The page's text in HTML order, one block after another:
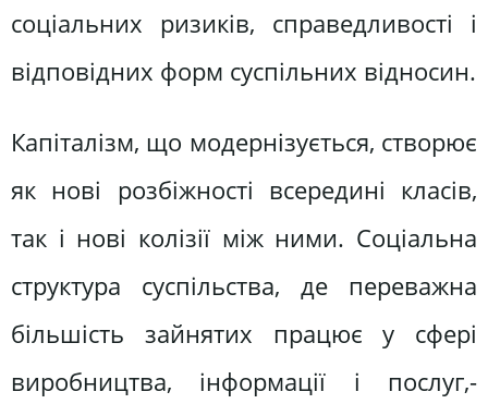
соціальних ризиків, справедливості і
відповідних форм суспільних відносин.
Капіталізм, що модернізується, створює
як нові розбіжності всередині класів,
так і нові колізії між ними. Соціальна
структура суспільства, де переважна
більшість зайнятих працює у сфері
виробництва, інформації і послуг,-